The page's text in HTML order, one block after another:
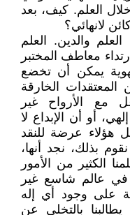
العلم. كيف، بعد
لانهائي؟
والدين. العلم
معاطف المختبر
تهوية يمكن أن تخضع
الخارقة
مع الأرواح غير
أو أن الإبداع لا
هؤلاء عرضة للنقد
بذلك، نجد أنها،
الكثير من الأمور
في عالم شاسع غير
على وجود أي إله
بالتخلي عن